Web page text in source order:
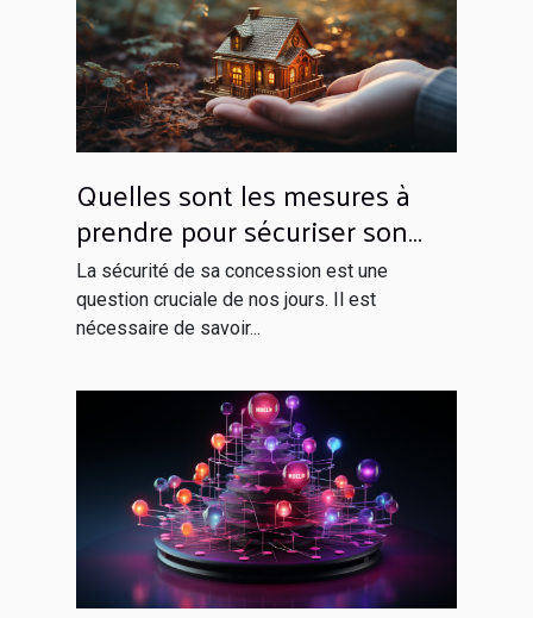
Quelles sont les mesures à
prendre pour sécuriser son
domicile ?
La sécurité de sa concession est une
question cruciale de nos jours. Il est
nécessaire de savoir...